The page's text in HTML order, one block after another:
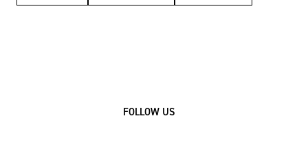
FOLLOW US